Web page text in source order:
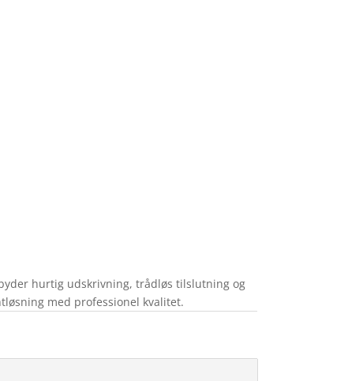
hurtig udskrivning, trådløs tilslutning og
med professionel kvalitet.